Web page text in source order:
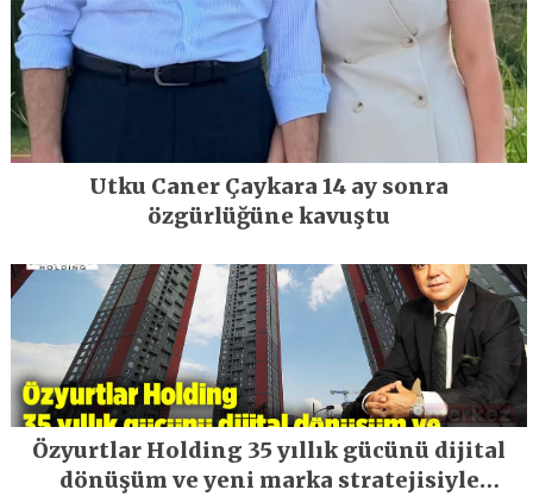
Utku Caner Çaykara 14 ay sonra
özgürlüğüne kavuştu
Özyurtlar Holding 35 yıllık gücünü dijital
dönüşüm ve yeni marka stratejisiyle